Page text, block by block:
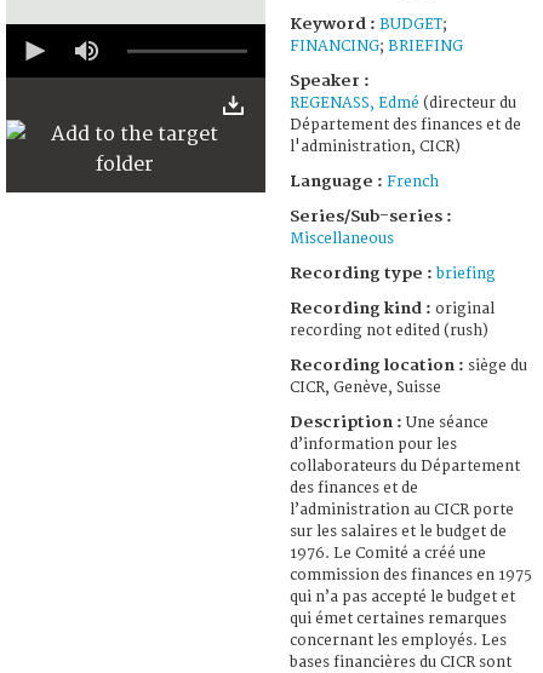
seconds
30
Keyword : BUDGET;
FINANCING; BRIEFING
Speaker :
REGENASS, Edmé (directeur du
Département des finances et de
l'administration, CICR)
Language : French
Series/Sub-series :
Miscellaneous
Recording type :briefing
Recording kind : original
recording not edited (rush)
Recording location : siège du
CICR, Genève, Suisse
Description : Une séance
d’information pour les
collaborateurs du Département
des finances et de
l’administration au CICR porte
sur les salaires et le budget de
1976. Le Comité a créé une
commission des finances en 1975
qui n’a pas accepté le budget et
qui émet certaines remarques
concernant les employés. Les
bases financières du CICR sont